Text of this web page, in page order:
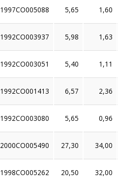
1997CO005088 5,65 1,60
1992CO003937 5,98 1,63
1992CO003051 5,40 1,11
1992CO001413 6,57 2,36
1992CO003080 5,65 0,96
2000CO005490 27,30 34,00
1998CO005262 20,50 32,00